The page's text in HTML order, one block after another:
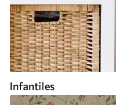
Infantiles